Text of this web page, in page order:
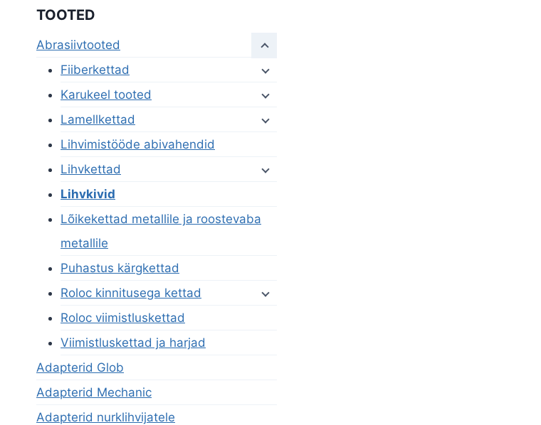
TOOTED
Abrasiivtooted
Fiiberkettad
Karukeel tooted
Lamellkettad
Lihvimistööde abivahendid
Lihvkettad
Lihvkivid
Lõikekettad metallile ja roostevaba
metallile
Puhastus kärgkettad
Roloc kinnitusega kettad
Roloc viimistluskettad
Viimistluskettad ja harjad
Adapterid Glob
Adapterid Mechanic
Adapterid nurklihvijatele